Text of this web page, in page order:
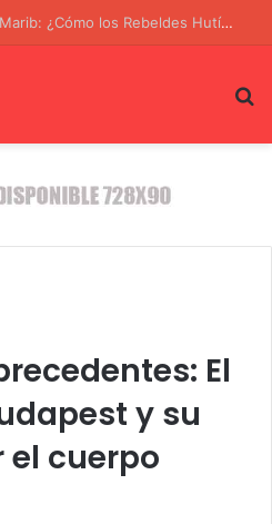
La Guerra Silenciosa en Marib: ¿Cómo los Rebeldes Hutíes con apoyo de Irán están amenazando la estabilidad en Yemen?
El
y su
el cuerpo